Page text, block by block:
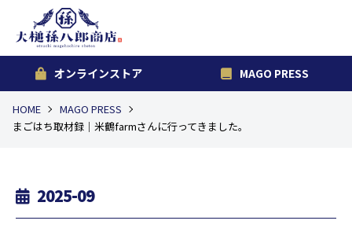
オンラインストア MAGO PRESS
HOME
MAGO PRESS
まごはち取材録｜米鶴farmさんに行ってきました。
2025-09